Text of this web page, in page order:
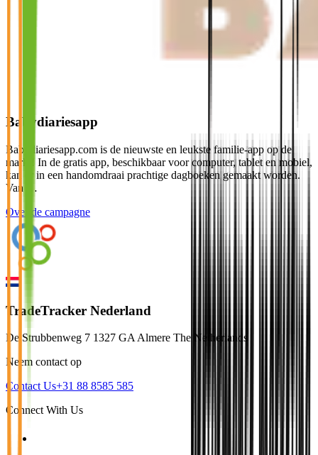
Babydiariesapp
Babydiariesapp.com is de nieuwste en leukste familie-app op de
markt! In de gratis app, beschikbaar voor computer, tablet en mobiel,
kan er in een handomdraai prachtige dagboeken gemaakt worden.
Van …
Over de campagne
TradeTracker Nederland
De Strubbenweg 7 1327 GA Almere The Netherlands
Neem contact op
Contact Us+31 88 8585 585
Connect With Us